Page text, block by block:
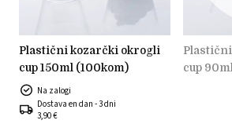
plastični kozarčki okrogli
cup 150ml (100kom)
Na zalogi
Dostava en dan - 3 dni
3,90 €
plastični kozarčki okrogli
cup